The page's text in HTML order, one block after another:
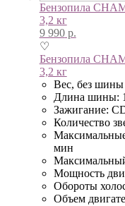
Бензопила
3,2 кг
9 990р.
♡
Бензопила
3,2 кг
Вес, без шины
Длина шины:
Зажигание:
Количество
мин
Мощность
Обороты
Объем